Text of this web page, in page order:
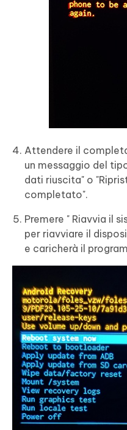
Attendere il
un messaggio del
dati riuscita" o
completato".
Premere " Riavvia il
per riavviare il
e caricherà il